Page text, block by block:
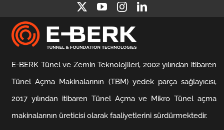
E-BERK Tünel ve Zemin Teknolojileri, 2002 yılından itibaren
Tünel Açma Makinalarının (TBM) yedek parça sağlayıcısı,
2017 yılından itibaren Tünel Açma ve Mikro Tünel açma
makinalarının üreticisi olarak faaliyetlerini sürdürmektedir.